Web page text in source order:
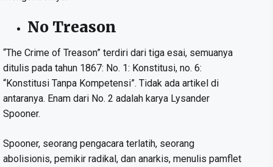
No Treason
“The Crime of Treason” terdiri dari tiga esai, semuanya
ditulis pada tahun 1867: No. 1: Konstitusi, no. 6:
“Konstitusi Tanpa Kompetensi”. Tidak ada artikel di
antaranya. Enam dari No. 2 adalah karya Lysander
Spooner.
Spooner, seorang pengacara terlatih, seorang
abolisionis, pemikir radikal, dan anarkis, menulis pamflet